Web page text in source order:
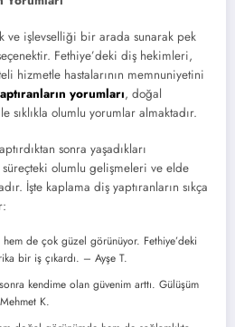
ve işlevselliği bir arada sunarak pek
Fethiye’deki diş hekimleri,
hizmetle hastalarının memnuniyetini
yorumları, doğal
sıklıkla olumlu yorumlar almaktadır.
sonra yaşadıkları
olumlu gelişmeleri ve elde
İşte kaplama diş yaptıranların sıkça
hem de çok güzel görünüyor. Fethiye’deki
bir iş çıkardı. – Ayşe T.
kendime olan güvenim arttı. Gülüşüm
K.